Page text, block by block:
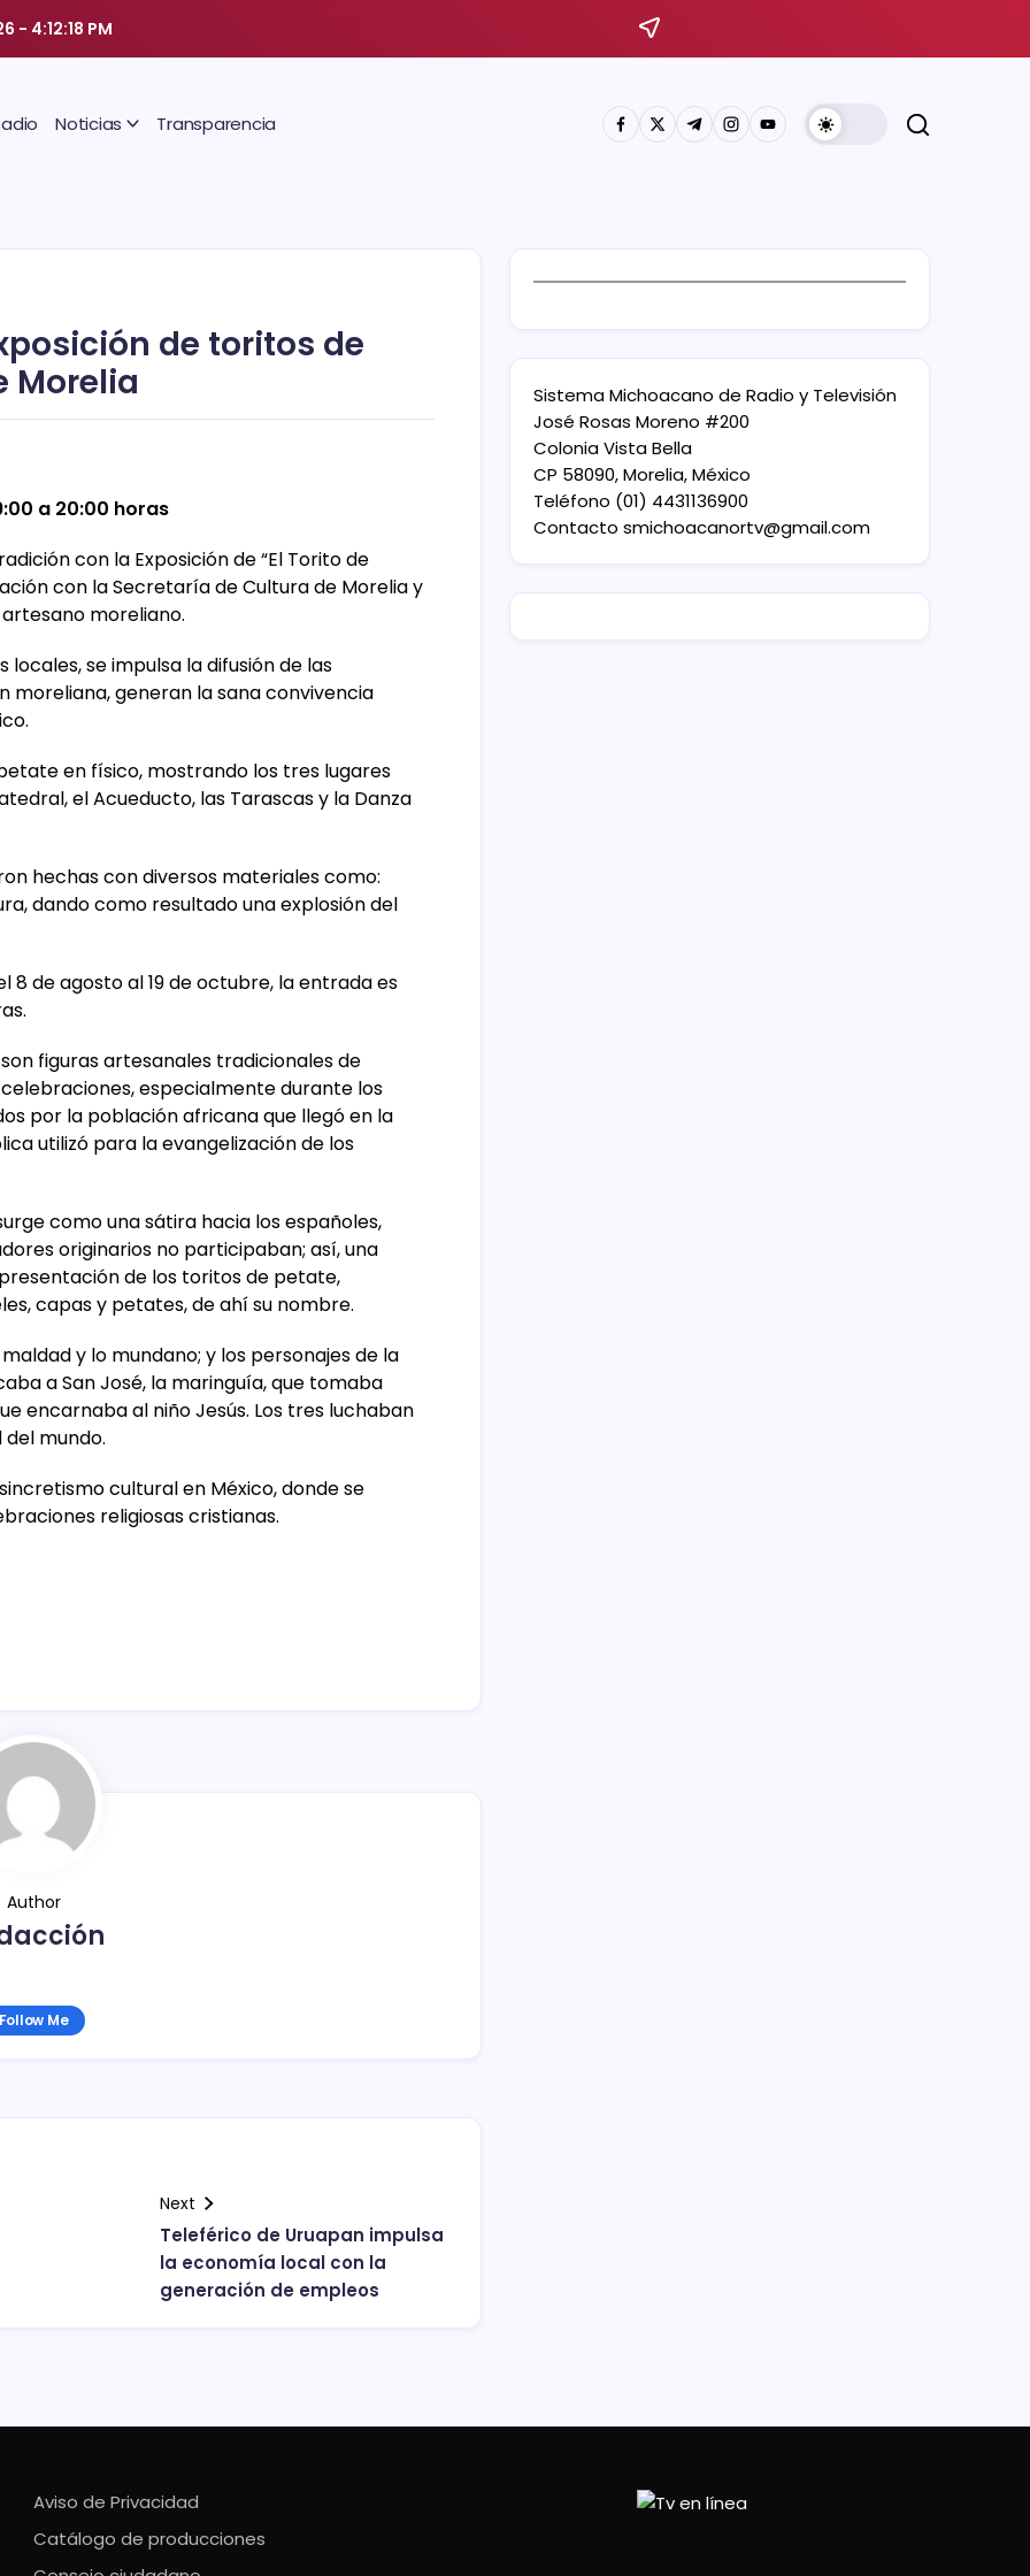
- 4:12:18 PM
Noticias Transparencia
de toritos de
Morelia
a 20:00 horas
con la Exposición de “El Torito de
con la Secretaría de Cultura de Morelia y
moreliano.
se impulsa la difusión de las
moreliana, generan la sana convivencia
en físico, mostrando los tres lugares
el Acueducto, las Tarascas y la Danza
hechas con diversos materiales como:
dando como resultado una explosión del
8 de agosto al 19 de octubre, la entrada es
figuras artesanales tradicionales de
especialmente durante los
por la población africana que llegó en la
utilizó para la evangelización de los
como una sátira hacia los españoles,
originarios no participaban; así, una
de los toritos de petate,
capas y petates, de ahí su nombre.
y lo mundano; y los personajes de la
a San José, la maringuía, que tomaba
encarnaba al niño Jesús. Los tres luchaban
mundo.
cultural en México, donde se
religiosas cristianas.
Author
Follow Me
Next
Teleférico de Uruapan impulsa
la economía local con la
generación de empleos
Sistema Michoacano de Radio y Televisión
José Rosas Moreno #200
Colonia Vista Bella
CP 58090, Morelia, México
Teléfono (01) 4431136900
Contacto smichoacanortv@gmail.com
Aviso de Privacidad
Catálogo de producciones